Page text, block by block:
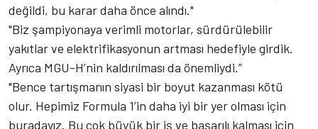
değildi, bu karar daha önce alındı."
"Biz şampiyonaya verimli motorlar, sürdürülebilir
yakıtlar ve elektrifikasyonun artması hedefiyle girdik.
Ayrıca MGU-H’nin kaldırılması da önemliydi.”
"Bence tartışmanın siyasi bir boyut kazanması kötü
olur. Hepimiz Formula 1’in daha iyi bir yer olması için
buradayız. Bu çok büyük bir iş ve başarılı kalması için